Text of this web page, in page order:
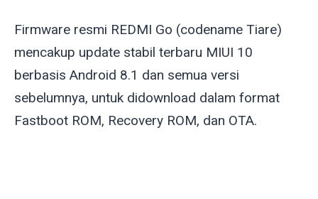
Firmware resmi REDMI Go (codename Tiare)
mencakup update stabil terbaru MIUI 10
berbasis Android 8.1 dan semua versi
sebelumnya, untuk didownload dalam format
Fastboot ROM, Recovery ROM, dan OTA.